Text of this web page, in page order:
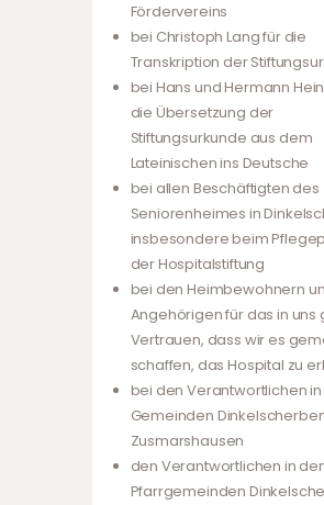
Fördervereins
bei Christoph Lang für die
Transkription der
bei Hans und Hermann
die Übersetzung der
Stiftungsurkunde aus dem
Lateinischen ins Deutsche
bei allen Beschäftigten des
Seniorenheimes in
insbesondere beim
der Hospitalstiftung
bei den Heimbewohnern
Angehörigen für das in uns
Vertrauen, dass wir es
schaffen, das Hospital zu
bei den Verantwortlichen
Gemeinden
Zusmarshausen
den Verantwortlichen in
Pfarrgemeinden